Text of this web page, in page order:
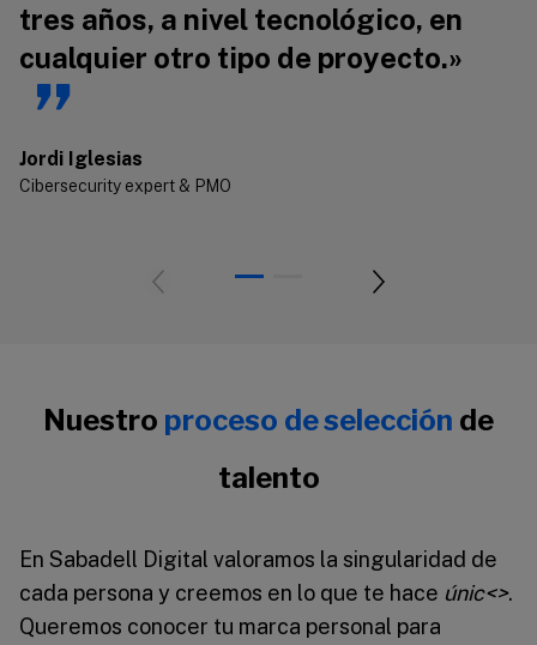
tres años, a nivel tecnológico, en
cualquier otro tipo de proyecto.»
Jordi Iglesias
Cibersecurity expert & PMO
Nuestro proceso de selección de
talento
En Sabadell Digital valoramos la singularidad de
cada persona y creemos en lo que te hace únic<>.
Queremos conocer tu marca personal para